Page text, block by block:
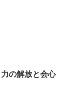
の解放と会心